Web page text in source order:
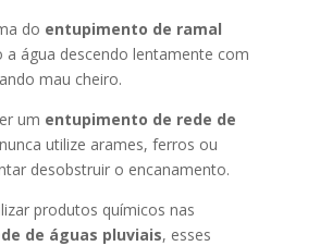
do entupimento de ramal
a água descendo lentamente com
mau cheiro.
um entupimento de rede de
nunca utilize arames, ferros ou
desobstruir o encanamento.
produtos químicos nas
de águas pluviais, esses